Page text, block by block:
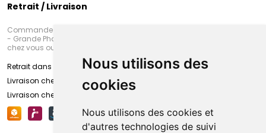
Nous utilisons des
cookies
Nous utilisons des cookies et
d'autres technologies de suivi
Retrait / Livraison
Commandez en ligne et venez chercher votre commande à Amiens
- Grande Pharmacie d’Amiens (Fachon) ou recevez-là rapidement
chez vous ou en point retrait
Retrait dans la pharmacie d’Amiens
Livraison chez vous
Livraison chez votre commerçant